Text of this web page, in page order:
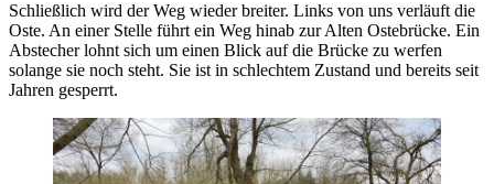
Schließlich wird der Weg wieder breiter. Links von uns verläuft die
Oste. An einer Stelle führt ein Weg hinab zur Alten Ostebrücke. Ein
Abstecher lohnt sich um einen Blick auf die Brücke zu werfen
solange sie noch steht. Sie ist in schlechtem Zustand und bereits seit
Jahren gesperrt.